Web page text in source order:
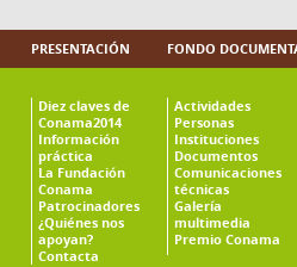
PRESENTACIÓN
Diez claves de
Conama2014
Información
práctica
La Fundación
Conama
Patrocinadores
¿Quiénes nos
apoyan?
Contacta
FONDO
Actividades
Personas
Instituciones
Documentos
Comunicaciones
técnicas
Galería
multimedia
Premio Conama